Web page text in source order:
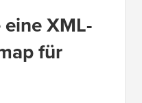
XML-
für